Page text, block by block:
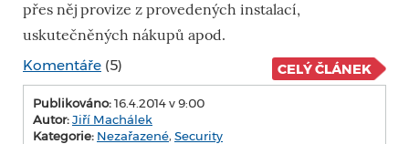
přes něj provize z provedených instalací,
uskutečněných nákupů apod.
Komentáře (5) CELÝ ČLÁNEK
Publikováno:16.4.2014 v 9:00
Autor:Jiří Machálek
Kategorie: Nezařazené, Security